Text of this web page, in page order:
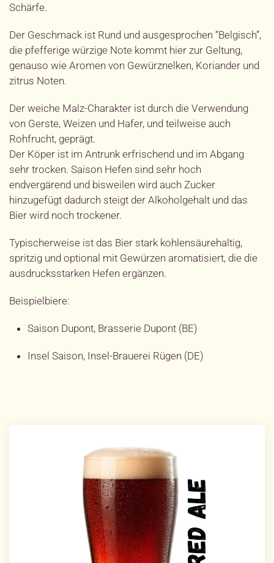
Schärfe.
Der Geschmack ist Rund und ausgesprochen “Belgisch”,
die pfefferige würzige Note kommt hier zur Geltung,
genauso wie Aromen von Gewürznelken, Koriander und
zitrus Noten.
Der weiche Malz-Charakter ist durch die Verwendung
von Gerste, Weizen und Hafer, und teilweise auch
Rohfrucht, geprägt.
Der Köper ist im Antrunk erfrischend und im Abgang
sehr trocken. Saison Hefen sind sehr hoch
endvergärend und bisweilen wird auch Zucker
hinzugefügt dadurch steigt der Alkoholgehalt und das
Bier wird noch trockener.
Typischerweise ist das Bier stark kohlensäurehaltig,
spritzig und optional mit Gewürzen aromatisiert, die die
ausdrucksstarken Hefen ergänzen.
Beispielbiere:
Saison Dupont, Brasserie Dupont (BE)
Insel Saison, Insel-Brauerei Rügen (DE)